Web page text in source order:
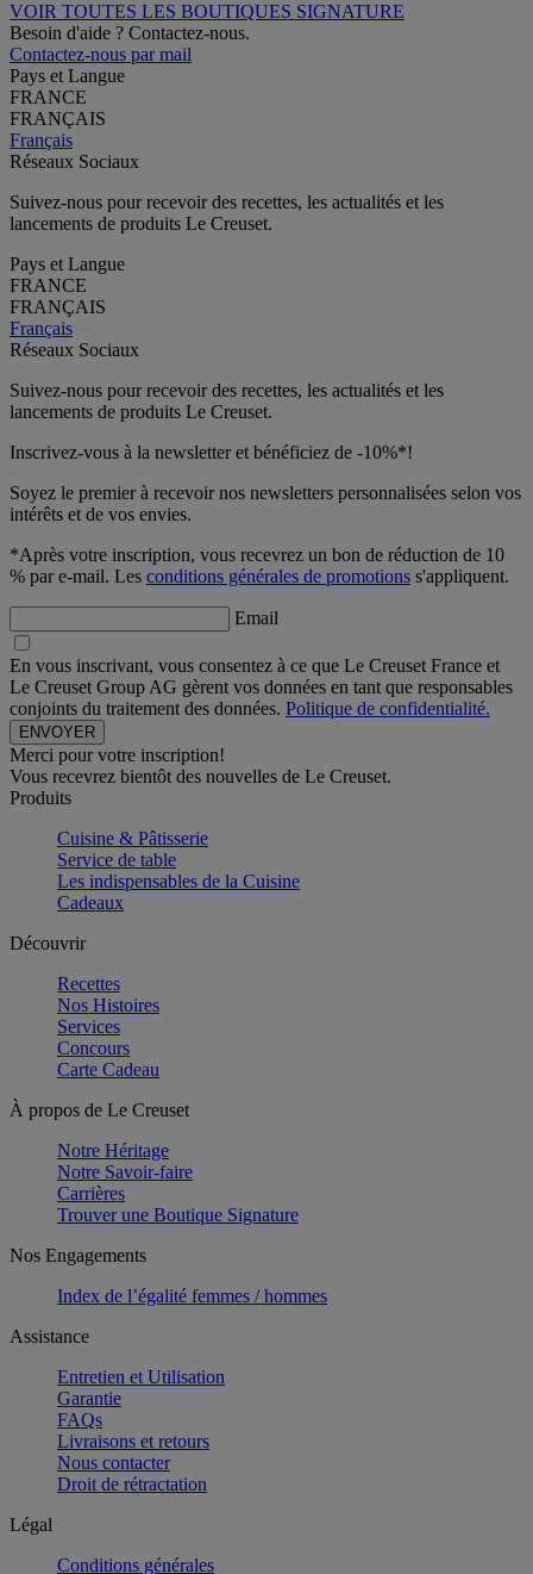
VOIR TOUTES LES BOUTIQUES SIGNATURE
Besoin d'aide ? Contactez-nous.
Contactez-nous par mail
Pays et Langue
FRANCE
FRANÇAIS
Français
Réseaux Sociaux
Suivez-nous pour recevoir des recettes, les actualités et les
lancements de produits Le Creuset.
Pays et Langue
FRANCE
FRANÇAIS
Français
Réseaux Sociaux
Suivez-nous pour recevoir des recettes, les actualités et les
lancements de produits Le Creuset.
Inscrivez-vous à la newsletter et bénéficiez de -10%*!
Soyez le premier à recevoir nos newsletters personnalisées selon vos
intérêts et de vos envies.
*Après votre inscription, vous recevrez un bon de réduction de 10
% par e-mail. Les conditions générales de promotions s'appliquent.
Email
En vous inscrivant, vous consentez à ce que Le Creuset France et
Le Creuset Group AG gèrent vos données en tant que responsables
conjoints du traitement des données. Politique de confidentialité.
Merci pour votre inscription!
Vous recevrez bientôt des nouvelles de Le Creuset.
Produits
Cuisine & Pâtisserie
Service de table
Les indispensables de la Cuisine
Cadeaux
Découvrir
Recettes
Nos Histoires
Services
Concours
Carte Cadeau
À propos de Le Creuset
Notre Héritage
Notre Savoir-faire
Carrières
Trouver une Boutique Signature
Nos Engagements
Index de l’égalité femmes / hommes
Assistance
Entretien et Utilisation
Garantie
FAQs
Livraisons et retours
Nous contacter
Droit de rétractation
Légal
Conditions générales